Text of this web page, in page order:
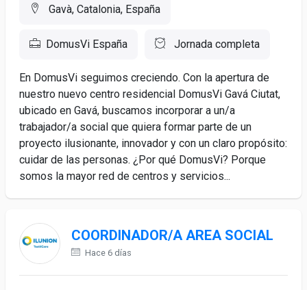
Gavà, Catalonia, España
DomusVi España Jornada completa
En DomusVi seguimos creciendo. Con la apertura de
nuestro nuevo centro residencial DomusVi Gavá Ciutat,
ubicado en Gavá, buscamos incorporar a un/a
trabajador/a social que quiera formar parte de un
proyecto ilusionante, innovador y con un claro propósito:
cuidar de las personas. ¿Por qué DomusVi? Porque
somos la mayor red de centros y servicios...
COORDINADOR/A AREA SOCIAL
Hace 6 días